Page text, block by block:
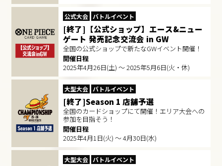
公式大会 バトルイベント
[終了]【公式ショップ】エース&ニュー
ゲート 発売記念交流会 in GW
全国の公式ショップで新たなGWイベント開催！
開催日程
2025年4月26日(土) ～ 2025年5月6日(火・休)
大型大会 バトルイベント
[終了]Season 1 店舗予選
全国のカードショップにて開催！エリア大会への
参加を目指そう！
開催日程
2025年4月1日(火) ～ 4月30日(水)
大型大会 バトルイベント